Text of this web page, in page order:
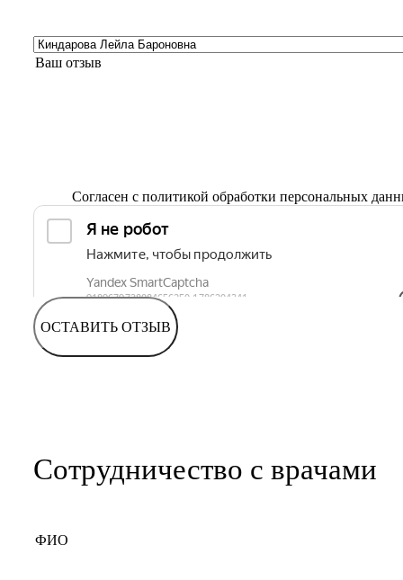
Согласен с политикой обработки персональных
ОСТАВИТЬ ОТЗЫВ
Сотрудничество с врачами